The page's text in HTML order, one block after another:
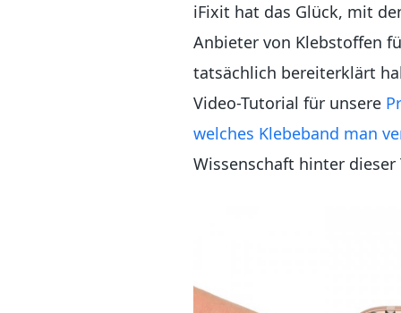
iFixit hat das Glück, mit
Anbieter von Klebstoffen
tatsächlich bereiterklärt
Video-Tutorial für unsere
welches Klebeband man
Wissenschaft hinter